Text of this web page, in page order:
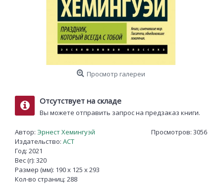
Просмотр галереи
Отсутствует на складе
Вы можете отправить запрос на предзаказ книги.
Просмотров: 3056
Автор: Эрнест Хемингуэй
Издательство: АСТ
Год: 2021
Вес (г): 320
Размер (мм): 190 x 125 x 293
Кол-во страниц: 288